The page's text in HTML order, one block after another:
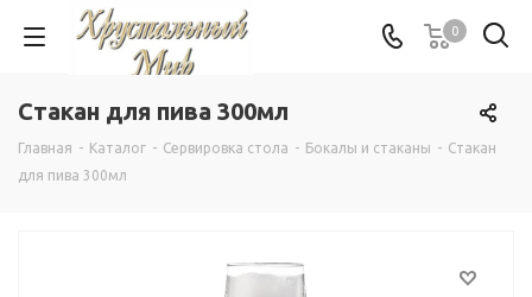
0
Стакан для пива 300мл
Главная - Каталог - Сервировка стола - Бокалы и стаканы - Стакан
для пива 300мл